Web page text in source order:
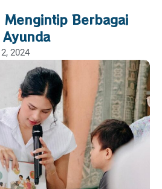
Mengintip Berbagai
2024